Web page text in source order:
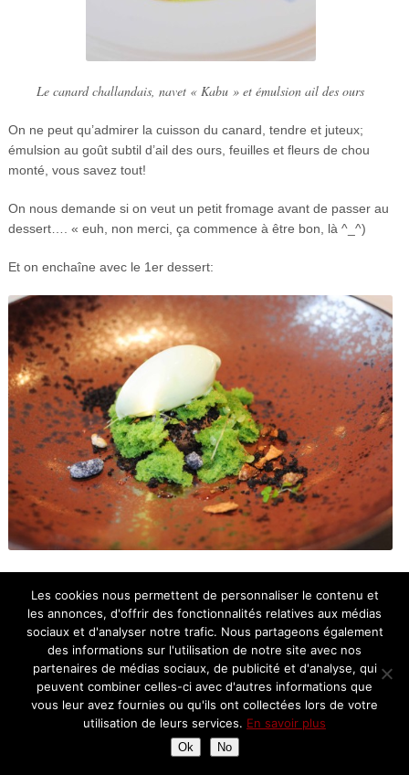
Le canard challandais, navet « Kabu » et émulsion ail des ours
On ne peut qu’admirer la cuisson du canard, tendre et juteux;
émulsion au goût subtil d’ail des ours, feuilles et fleurs de chou
monté, vous savez tout!
On nous demande si on veut un petit fromage avant de passer au
dessert…. « euh, non merci, ça commence à être bon, là ^_^)
Et on enchaîne avec le 1er dessert:
Balade en forêt: chocolat et pin maritime
Un dessert coup de coeur qui joue à fond sur les différentes
textures: biscuit éponge au thé vert, crème glacée à la sève des
pins, crème au chocolat et sablé chocolat noir. Croustillant,
fondant, glacé… tout est là, jusqu’à la couleur verte du biscuit
pour rappeler la mousse des bois.
Les cookies nous permettent de personnaliser le contenu et
les annonces, d'offrir des fonctionnalités relatives aux médias
sociaux et d'analyser notre trafic. Nous partageons également
des informations sur l'utilisation de notre site avec nos
partenaires de médias sociaux, de publicité et d'analyse, qui
peuvent combiner celles-ci avec d'autres informations que
vous leur avez fournies ou qu'ils ont collectées lors de votre
utilisation de leurs services. En savoir plus
Ok No